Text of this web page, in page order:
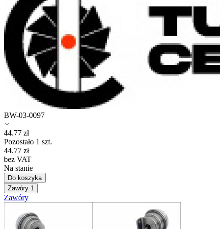
BW-03-0097
44.77 zł
Pozostało 1 szt.
44.77 zł
bez VAT
Na stanie
Do koszyka
Zawóry 1
Zawóry